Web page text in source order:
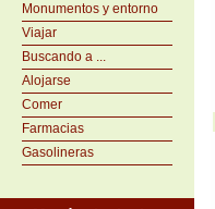
Monumentos y entorno
Viajar
Buscando a ...
Alojarse
Comer
Farmacias
Gasolineras